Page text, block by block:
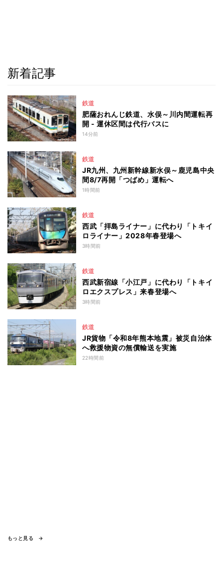
新着記事
鉄道
肥薩おれんじ鉄道、水俣～川内間運転再
開 - 運休区間は代行バスに
14分前
鉄道
JR九州、九州新幹線新水俣～鹿児島中央
間8/7再開「つばめ」運転へ
1時間前
鉄道
西武「拝島ライナー」に代わり「トキイ
ロライナー」2028年春登場へ
3時間前
鉄道
西武新宿線「小江戸」に代わり「トキイ
ロエクスプレス」来春登場へ
3時間前
鉄道
JR貨物「令和8年熊本地震」被災自治体
へ救援物資の無償輸送を実施
22時間前
もっと見る